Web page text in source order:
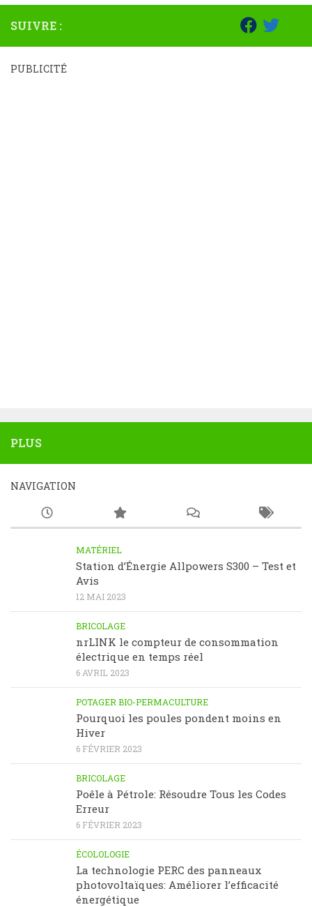
SUIVRE :
PUBLICITÉ
PLUS
NAVIGATION
MATÉRIEL
Station d’Énergie Allpowers S300 – Test et
Avis
12 MAI 2023
BRICOLAGE
nrLINK le compteur de consommation
électrique en temps réel
6 AVRIL 2023
POTAGER BIO-PERMACULTURE
Pourquoi les poules pondent moins en
Hiver
6 FÉVRIER 2023
BRICOLAGE
Poêle à Pétrole: Résoudre Tous les Codes
Erreur
6 FÉVRIER 2023
ÉCOLOLOGIE
La technologie PERC des panneaux
photovoltaïques: Améliorer l’efficacité
énergétique